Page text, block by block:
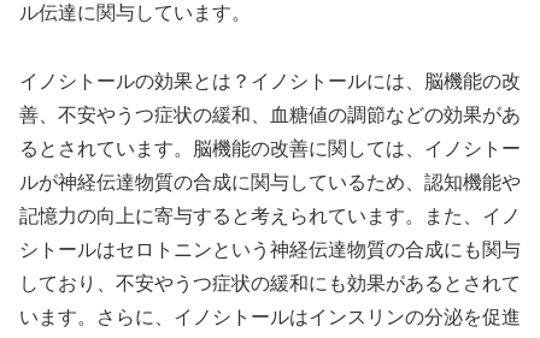
ル伝達に関与しています。
イノシトールの効果とは？イノシトールには、脳機能の改
善、不安やうつ症状の緩和、血糖値の調節などの効果があ
るとされています。脳機能の改善に関しては、イノシトー
ルが神経伝達物質の合成に関与しているため、認知機能や
記憶力の向上に寄与すると考えられています。また、イノ
シトールはセロトニンという神経伝達物質の合成にも関与
しており、不安やうつ症状の緩和にも効果があるとされて
います。さらに、イノシトールはインスリンの分泌を促進